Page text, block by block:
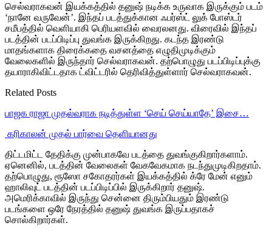
செல்வராகவன் இயக்கத்தில் தனுஷ் நடிக்க உருவாக இருக்கும் படம்
‘நானே வருவேன்’. இந்தப் படத்துக்கான ஃபர்ஸ்ட் லுக் போஸ்டர்
சமீபத்தில் வெளியாகி பெரியளவில் வைரலனது. விரைவில் இந்தப்
படத்தின் படப்பிடிப்பு துவங்க இருக்கிறது. கடந்த இரண்டு
மாதங்களாக திரைக்கதை வசனத்தை எழுதிமுடிக்கும்
வேலைகளில் இருந்தார் செல்வராகவன். தற்பொழுது படப்பிடிப்புக்கு
தயாராகிவிட்டதாக ட்விட்டரில் தெரிவித்துள்ளார் செல்வராகவன்.
Related Posts
பாஜக ராஜா முதல்வராக நடித்துள்ள ‘செய் செய்யாதே’ இசை…
‎ கரிகாலன் முதல் பார்வை தெளியானது
திட்டமிட்ட தேதிக்கு முன்பாகவே படத்தை துவங்குகிறார்களாம்.
ஏனெனில், படத்தின் வேலைகள் வேகவேகமாக நடந்துமுடிகிறதாம்.
தற்பொழுது, ரூஸோ சகோதரர்கள் இயக்கத்தில் க்ரே மேன் எனும்
ஹாலிவுட் படத்தின் படப்பிடிப்பில் இருக்கிறார் தனுஷ்.
அமெரிக்காவில் இருந்து சென்னை திரும்பியதும் இரண்டு
படங்களை ஒரே நேரத்தில் தனுஷ் துவங்க இருப்பதாகச்
சொல்கிறார்கள்.